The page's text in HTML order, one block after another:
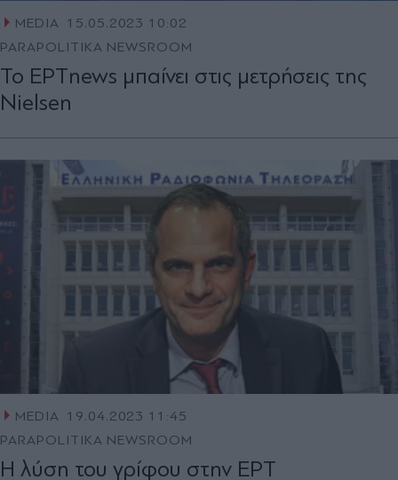
MEDIA
15.05.2023 10:02
PARAPOLITIKA NEWSROOM
Το ΕΡΤnews μπαίνει στις μετρήσεις της
Nielsen
MEDIA 19.04.2023 11:45
PARAPOLITIKA NEWSROOM
Η λύση του γρίφου στην ΕΡΤ